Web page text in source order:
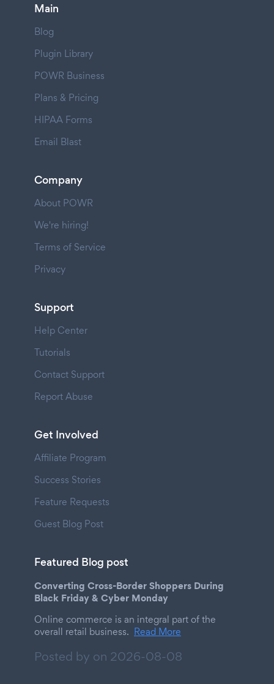
Main
Blog
Plugin Library
POWR Business
Plans & Pricing
HIPAA Forms
Email Blast
Company
About POWR
We're hiring!
Terms of Service
Privacy
Support
Help Center
Tutorials
Contact Support
Report Abuse
Get Involved
Affiliate Program
Success Stories
Feature Requests
Guest Blog Post
Featured Blog post
Converting Cross-Border Shoppers During
Black Friday & Cyber Monday
Online commerce is an integral part of the
overall retail business. Read More
Posted by on 2026-08-08